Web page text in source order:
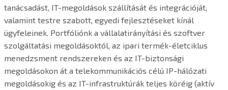
tanácsadást, IT-megoldások szállítását és integrációját,
valamint testre szabott, egyedi fejlesztéseket kínál
ügyfeleinek. Portfóliónk a vállalatirányítási és szoftver
szolgáltatási megoldásoktól, az ipari termék-életciklus
menedzsment rendszereken és az IT-biztonsági
megoldásokon át a telekommunikációs célú IP-hálózati
megoldásokig és az IT-infrastruktúrák teljes köréig (aktív